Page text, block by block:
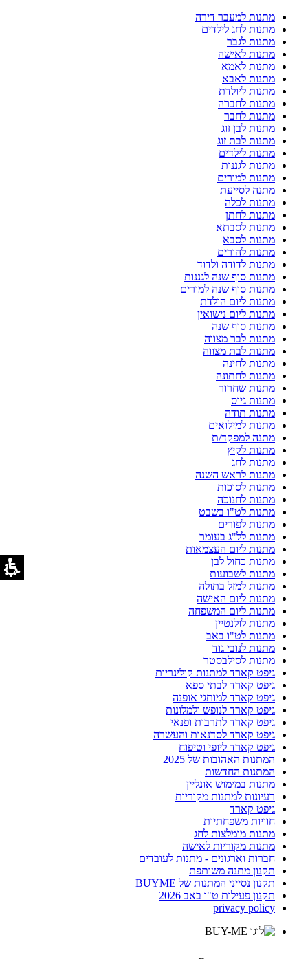
מתנות למעבר דירה
מתנות לחג לילדים
מתנות לגבר
מתנות לאישה
מתנות לאמא
מתנות לאבא
מתנות ליולדת
מתנות לחברה
מתנות לחבר
מתנות לבן זוג
מתנות לבת זוג
מתנות לילדים
מתנות לגננות
מתנות למורים
מתנה לסייעת
מתנות לכלה
מתנות לחתן
מתנות לסבתא
מתנות לסבא
מתנות להורים
מתנות לדודה ולדוד
מתנות סוף שנה לגננות
מתנות סוף שנה למורים
מתנות ליום הולדת
מתנות ליום נישואין
מתנות סוף שנה
מתנות לבר מצווה
מתנות לבת מצווה
מתנות לחינה
מתנות לחתונה
מתנות שחרור
מתנות גיוס
מתנות תודה
מתנות למילואים
מתנה למפקד/ת
מתנות לקיץ
מתנות לחג
מתנות לראש השנה
מתנות לסוכות
מתנות לחנוכה
מתנות לט"ו בשבט
מתנות לפורים
מתנות לל"ג בעומר
מתנות ליום העצמאות
מתנות כחול לבן
מתנות לשבועות
מתנות למזל בתולה
מתנות ליום האישה
מתנות ליום המשפחה
מתנות לולנטיין
מתנות לט"ו באב
מתנות לנובי גוד
מתנות לסילבסטר
גיפט קארד למתנות קולינריות
גיפט קארד לבתי ספא
גיפט קארד למותגי אופנה
גיפט קארד לנופש ולמלונות
גיפט קארד לתרבות ופנאי
גיפט קארד לסדנאות והעשרה
גיפט קארד ליופי וטיפוח
המתנות האהובות של 2025
המתנות החדשות
מתנות במימוש אונליין
רעיונות למתנות מקוריות
גיפט קארד
חוויות משפחתיות
מתנות מומלצות לחג
מתנות מקוריות לאישה
חברות וארגונים - מתנות לעובדים
תקנון מתנה משותפת
תקנון נסייני המתנות של BUYME
תקנון פעילות ט"ו באב 2026
privacy policy